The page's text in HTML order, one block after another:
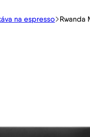
na espresso Rwanda